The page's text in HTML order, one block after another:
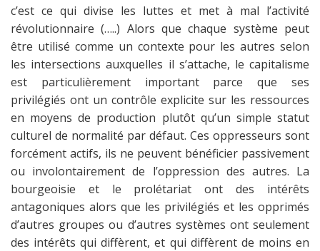
c’est ce qui divise les luttes et met à mal l’activité
révolutionnaire (…..) Alors que chaque système peut
être utilisé comme un contexte pour les autres selon
les intersections auxquelles il s’attache, le capitalisme
est particulièrement important parce que ses
privilégiés ont un contrôle explicite sur les ressources
en moyens de production plutôt qu’un simple statut
culturel de normalité par défaut. Ces oppresseurs sont
forcément actifs, ils ne peuvent bénéficier passivement
ou involontairement de l’oppression des autres. La
bourgeoisie et le prolétariat ont des intérêts
antagoniques alors que les privilégiés et les opprimés
d’autres groupes ou d’autres systèmes ont seulement
des intérêts qui diffèrent, et qui diffèrent de moins en